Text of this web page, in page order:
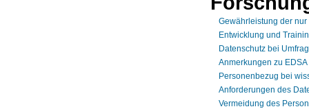
Gewährleistung der
Entwicklung und
Datenschutz bei
Anmerkungen zu
Personenbezug bei
Anforderungen des
Vermeidung des